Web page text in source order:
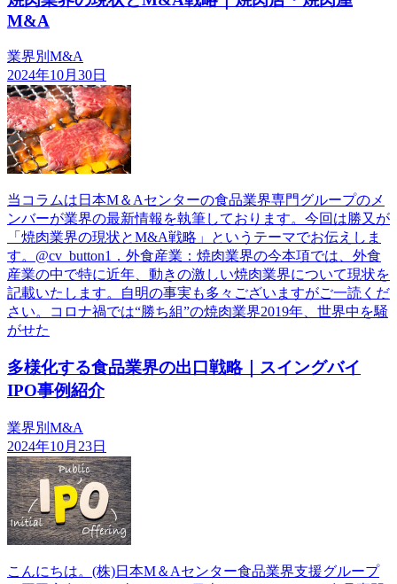
M&A
業界別M&A
2024年10月30日
当コラムは日本М＆Aセンターの食品業界専門グループのメ
ンバーが業界の最新情報を執筆しております。今回は勝又が
「焼肉業界の現状とM&A戦略」というテーマでお伝えしま
す。@cv_button1．外食産業：焼肉業界の今本項では、外食
産業の中で特に近年、動きの激しい焼肉業界について現状を
記載いたします。自明の事実も多々ございますがご一読くだ
さい。コロナ禍では“勝ち組”の焼肉業界2019年、世界中を騒
がせた
多様化する食品業界の出口戦略｜スイングバイ
IPO事例紹介
業界別M&A
2024年10月23日
こんにちは。(株)日本М＆Aセンター食品業界支援グループ